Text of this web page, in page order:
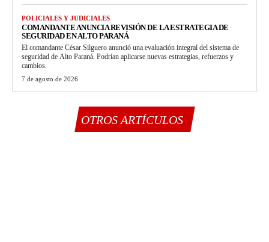
POLICIALES Y JUDICIALES
COMANDANTE ANUNCIA REVISIÓN DE LA ESTRATEGIA DE
SEGURIDAD EN ALTO PARANÁ
El comandante César Silguero anunció una evaluación integral del sistema de
seguridad de Alto Paraná. Podrían aplicarse nuevas estrategias, refuerzos y
cambios.
7 de agosto de 2026
OTROS ARTÍCULOS